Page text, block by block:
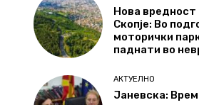
Нова вредност
Скопје: Во
моторички
паднати во
АКТУЕЛНО
Јаневска: